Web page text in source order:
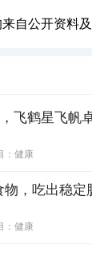
自公开资料及
飞鹤星飞帆
： 健康
物，吃出稳定
： 健康